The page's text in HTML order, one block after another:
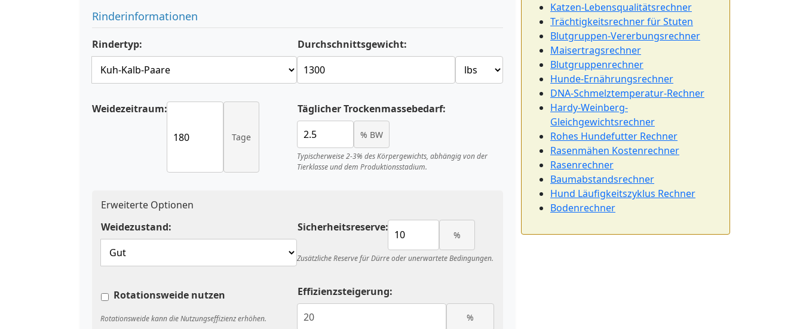
Rinderinformationen
Rindertyp: Durchschnittsgewicht:
Weidezeitraum:
Tage
Täglicher Trockenmassebedarf:
% BW
Typischerweise 2-3% des Körpergewichts, abhängig von der
Tierklasse und dem Produktionsstadium.
Erweiterte Optionen
Weidezustand:
Sicherheitsreserve:
%
Zusätzliche Reserve für Dürre oder unerwartete Bedingungen.
Rotationsweide nutzen
Rotationsweide kann die Nutzungseffizienz erhöhen.
Effizienzsteigerung:
%
Katzen-Lebensqualitätsrechner
Trächtigkeitsrechner für Stuten
Blutgruppen-Vererbungsrechner
Maisertragsrechner
Blutgruppenrechner
Hunde-Ernährungsrechner
DNA-Schmelztemperatur-Rechner
Hardy-Weinberg-
Gleichgewichtsrechner
Rohes Hundefutter Rechner
Rasenmähen Kostenrechner
Rasenrechner
Baumabstandsrechner
Hund Läufigkeitszyklus Rechner
Bodenrechner